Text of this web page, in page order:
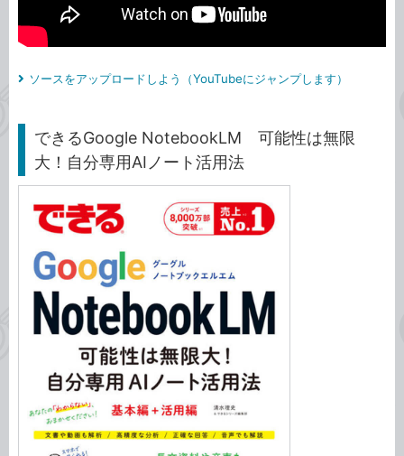
ソースをアップロードしよう（YouTubeにジャンプします）
できるGoogle NotebookLM 可能性は無限
大！自分専用AIノート活用法